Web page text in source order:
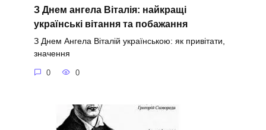
З Днем ангела Віталія: найкращі
українські вітання та побажання
З Днем Ангела Віталій українською: як привітати,
значення
0 0